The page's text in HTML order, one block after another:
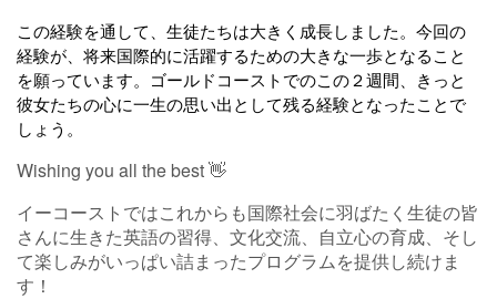
この経験を通して、生徒たちは大きく成長しました。今回の
経験が、将来国際的に活躍するための大きな一歩となること
を願っています。
ゴールドコーストでのこの２週間、きっと
彼女たちの心に一生の思い出として残る経験となったことで
しょう。
Wishing you all the best 👋
イーコーストではこれからも国際社会に羽ばたく生徒の皆
さんに生きた英語の習得、文化交流、自立心の育成、そし
て楽しみがいっぱい詰まったプログラムを提供し続けま
す！